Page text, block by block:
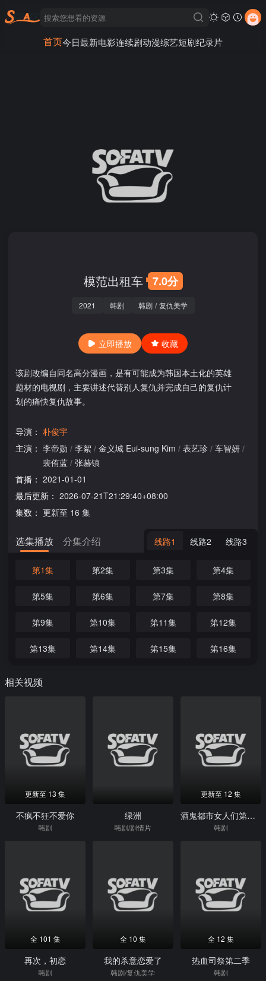
首页今日最新电影连续剧动漫综艺短剧纪录片
模范出租车 7.0分
2021 韩剧 韩剧 / 复仇美学
立即播放 收藏
该剧改编自同名高分漫画，是有可能成为韩国本土化的英雄
题材的电视剧，主要讲述代替别人复仇并完成自己的复仇计
划的痛快复仇故事。
导演： 朴俊宇
主演： 李帝勋 / 李絮 / 金义城 Eui-sung Kim / 表艺珍 / 车智妍 /
裴侑蓝 / 张赫镇
首播： 2021-01-01
最后更新： 2026-07-21T21:29:40+08:00
集数： 更新至 16 集
选集播放 分集介绍 线路1 线路2 线路3
第1集 第2集 第3集 第4集
第5集 第6集 第7集 第8集
第9集 第10集 第11集 第12集
第13集 第14集 第15集 第16集
相关视频
更新至 13 集
不疯不狂不爱你
韩剧
绿洲
韩剧/剧情片
更新至 12 集
酒鬼都市女人们第二季
韩剧
全 101 集
再次，初恋
韩剧
全 10 集
我的杀意恋爱了
韩剧/复仇美学
全 12 集
热血司祭第二季
韩剧